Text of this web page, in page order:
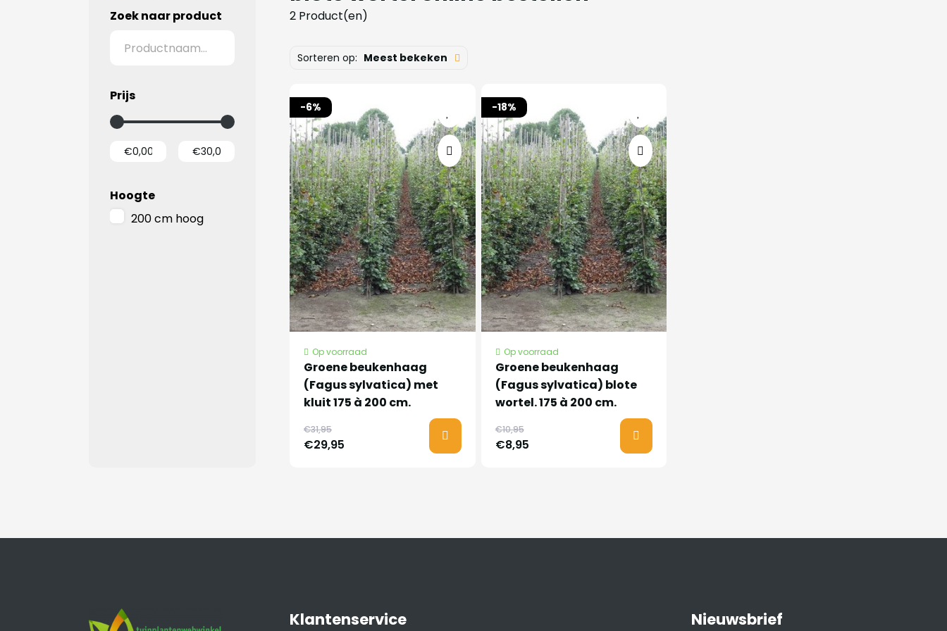
Zoek naar product
Prijs
Hoogte
200 cm hoog
2 Product(en)
Sorteren op: Meest bekeken
-6%
Op voorraad
Groene beukenhaag
(Fagus sylvatica) met
kluit 175 à 200 cm.
€31,95
€29,95
-18%
Op voorraad
Groene beukenhaag
(Fagus sylvatica) blote
wortel. 175 à 200 cm.
€10,95
€8,95
Klantenservice Nieuwsbrief